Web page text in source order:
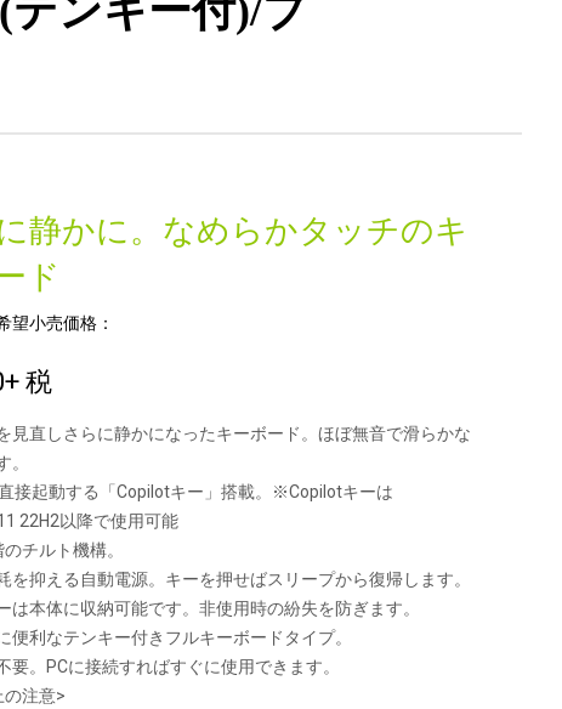
テンキー付)/ブ
静かに。なめらかタッチのキ
ド
望小売価格：
+ 税
見直しさらに静かになったキーボード。ほぼ無音で滑らかな
。
接起動する「Copilotキー」搭載。※Copilotキーは
22H2以降で使用可能
チルト機構。
を抑える自動電源。キーを押せばスリープから復帰します。
は本体に収納可能です。非使用時の紛失を防ぎます。
便利なテンキー付きフルキーボードタイプ。
要。PCに接続すればすぐに使用できます。
の注意>